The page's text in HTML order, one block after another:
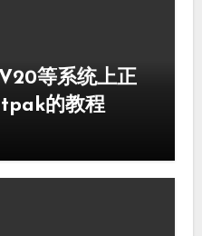
等系统上正
的教程